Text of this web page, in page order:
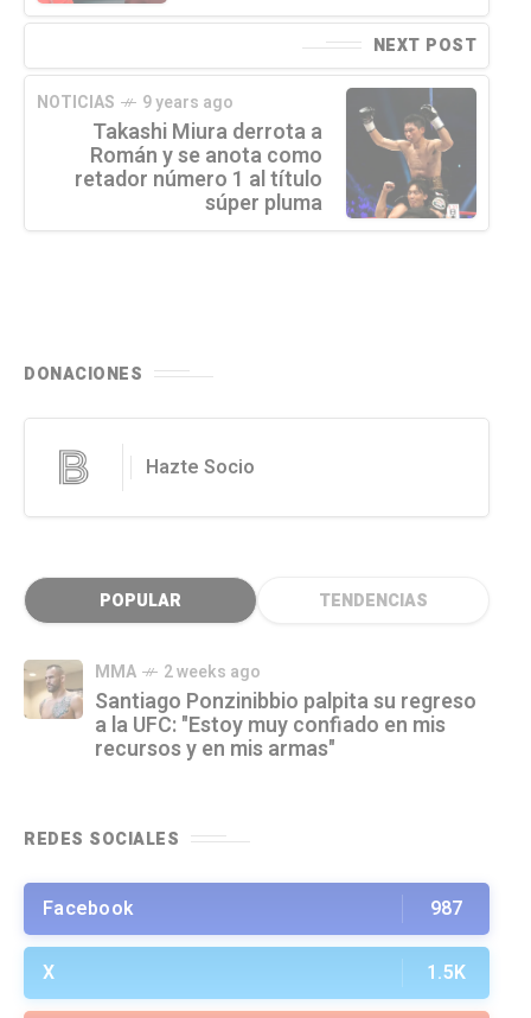
NEXT POST
NOTICIAS 9 years ago
Takashi Miura derrota a
Román y se anota como
retador número 1 al título
súper pluma
DONACIONES
Hazte Socio
POPULAR TENDENCIAS
MMA 2 weeks ago
Santiago Ponzinibbio palpita su regreso
a la UFC: "Estoy muy confiado en mis
recursos y en mis armas"
REDES SOCIALES
Facebook 987
X 1.5K